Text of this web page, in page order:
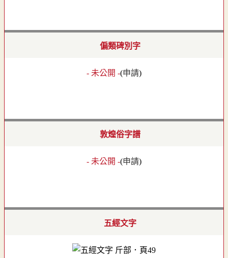
偏類碑別字
- 未公開 -(申請)
敦煌俗字譜
- 未公開 -(申請)
五經文字